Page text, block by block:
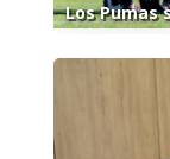
Los Pumas